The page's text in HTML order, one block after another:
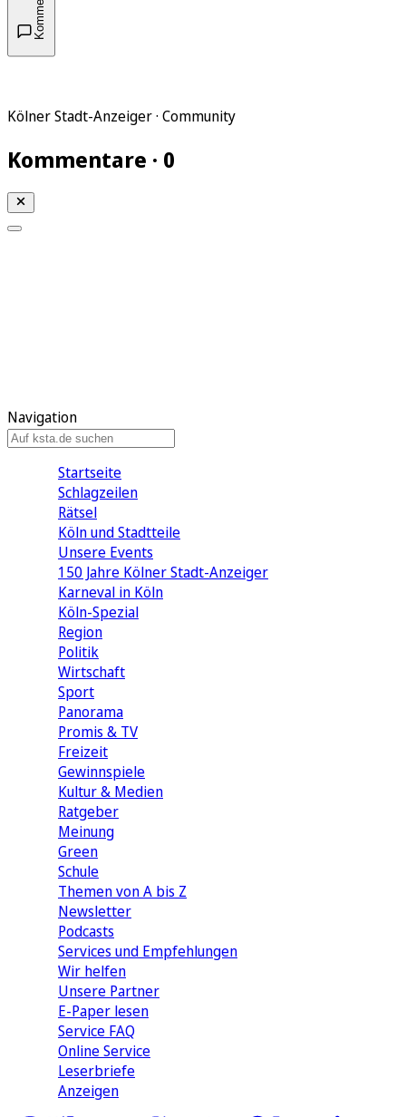
Kölner Stadt-Anzeiger · Community
Kommentare · 0
Navigation
Startseite
Schlagzeilen
Rätsel
Köln und Stadtteile
Unsere Events
150 Jahre Kölner Stadt-Anzeiger
Karneval in Köln
Köln-Spezial
Region
Politik
Wirtschaft
Sport
Panorama
Promis & TV
Freizeit
Gewinnspiele
Kultur & Medien
Ratgeber
Meinung
Green
Schule
Themen von A bis Z
Newsletter
Podcasts
Services und Empfehlungen
Wir helfen
Unsere Partner
E-Paper lesen
Service FAQ
Online Service
Leserbriefe
Anzeigen